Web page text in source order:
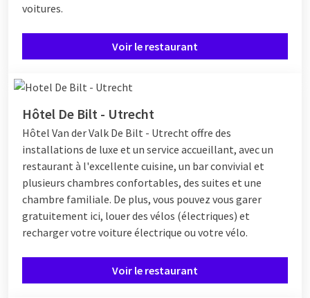
voitures.
Voir le restaurant
Hôtel De Bilt - Utrecht
Hôtel Van der Valk De Bilt - Utrecht offre des
installations de luxe et un service accueillant, avec un
restaurant à l'excellente cuisine, un bar convivial et
plusieurs chambres confortables, des suites et une
chambre familiale. De plus, vous pouvez vous garer
gratuitement ici, louer des vélos (électriques) et
recharger votre voiture électrique ou votre vélo.
Voir le restaurant